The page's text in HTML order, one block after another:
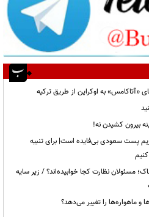
به اوکراین از طریق ترکیه
بیرون کشیدن نه!
پست سعودی بی‌فایده است| برای تنبیه
مسئولان نظارت کجا خوابیده‌اند؟ / زیر سایه
ماهواره‌ها را تغییر می‌دهد؟